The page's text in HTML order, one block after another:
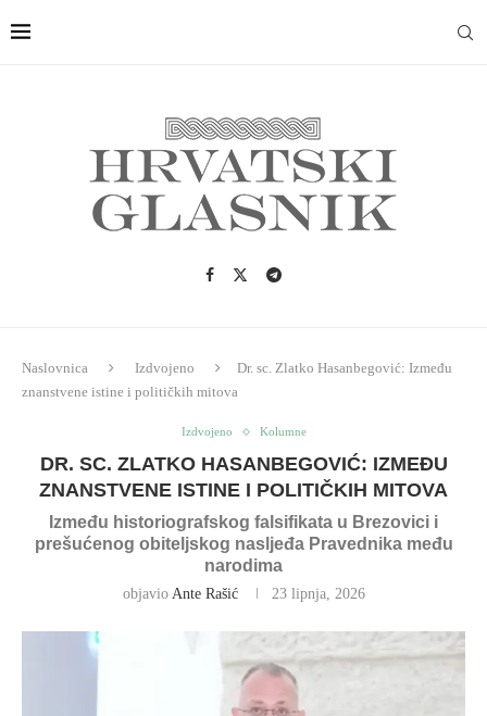
Naslovnica Izdvojeno
Dr. sc. Zlatko Hasanbegović: Između
znanstvene istine i političkih mitova
Izdvojeno Kolumne
DR. SC. ZLATKO HASANBEGOVIĆ: IZMEĐU
ZNANSTVENE ISTINE I POLITIČKIH MITOVA
Između historiografskog falsifikata u Brezovici i
prešućenog obiteljskog nasljeđa Pravednika među
narodima
objavio Ante Rašić 23 lipnja, 2026